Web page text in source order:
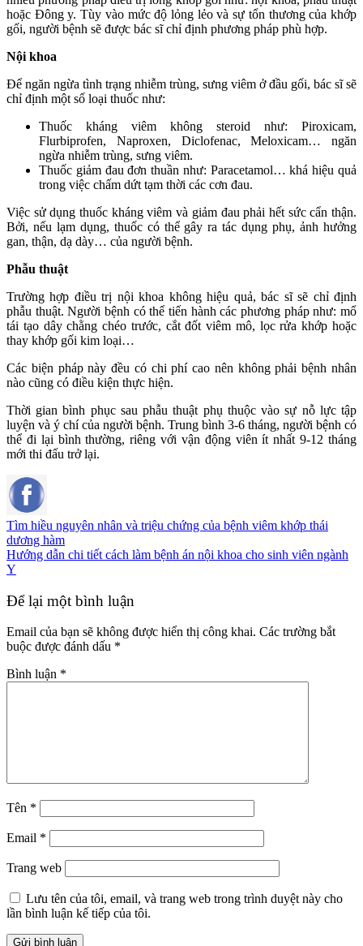
hoặc Đông y. Tùy vào mức độ lỏng lẻo và sự tổn thương của khớp
gối, người bệnh sẽ được bác sĩ chỉ định phương pháp phù hợp.
Nội khoa
Để ngăn ngừa tình trạng nhiễm trùng, sưng viêm ở đầu gối, bác sĩ sẽ
chỉ định một số loại thuốc như:
Thuốc kháng viêm không steroid như: Piroxicam,
Flurbiprofen, Naproxen, Diclofenac, Meloxicam… ngăn
ngừa nhiễm trùng, sưng viêm.
Thuốc giảm đau đơn thuần như: Paracetamol… khá hiệu quả
trong việc chấm dứt tạm thời các cơn đau.
Việc sử dụng thuốc kháng viêm và giảm đau phải hết sức cẩn thận.
Bởi, nếu lạm dụng, thuốc có thể gây ra tác dụng phụ, ảnh hưởng
gan, thận, dạ dày… của người bệnh.
Phẫu thuật
Trường hợp điều trị nội khoa không hiệu quả, bác sĩ sẽ chỉ định
phẫu thuật. Người bệnh có thể tiến hành các phương pháp như: mổ
tái tạo dây chằng chéo trước, cắt đốt viêm mô, lọc rửa khớp hoặc
thay khớp gối kim loại…
Các biện pháp này đều có chi phí cao nên không phải bệnh nhân
nào cũng có điều kiện thực hiện.
Thời gian bình phục sau phẫu thuật phụ thuộc vào sự nỗ lực tập
luyện và ý chí của người bệnh. Trung bình 3-6 tháng, người bệnh có
thể đi lại bình thường, riêng với vận động viên ít nhất 9-12 tháng
mới thi đấu trở lại.
Tìm hiều nguyên nhân và triệu chứng của bệnh viêm khớp thái
dương hàm
Hướng dẫn chi tiết cách làm bệnh án nội khoa cho sinh viên ngành
Y
Để lại một bình luận
Email của bạn sẽ không được hiển thị công khai. Các trường bắt
buộc được đánh dấu *
Bình luận *
Tên *
Email *
Trang web
Lưu tên của tôi, email, và trang web trong trình duyệt này cho
lần bình luận kế tiếp của tôi.